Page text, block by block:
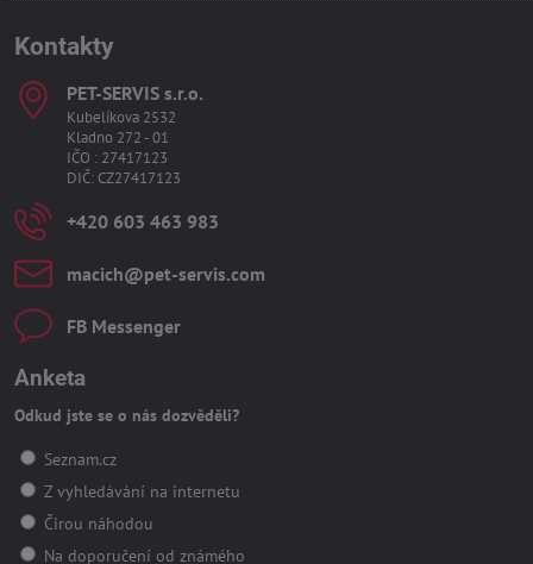
Kontakty
PET-SERVIS s​.r​.o​.
Kubelíkova 2532
Kladno 272 - 01
IČO : 27417123
DIČ: CZ27417123
+420 603 463 983
macich​@pet-servis​.com
FB Messenger
Anketa
Odkud jste se o nás dozvěděli?
Seznam.cz
Z vyhledávání na internetu
Čirou náhodou
Na doporučení od známého